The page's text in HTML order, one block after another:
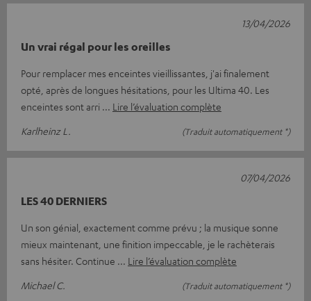
Un vrai régal pour les oreilles
Pour remplacer mes enceintes vieillissantes, j'ai finalement
opté, après de longues hésitations, pour les Ultima 40. Les
enceintes sont arri
Lire l’évaluation complète
Karlheinz L.
(Traduit automatiquement *)
13/04/2026
LES 40 DERNIERS
Un son génial, exactement comme prévu ; la musique sonne
mieux maintenant, une finition impeccable, je le rachèterais
sans hésiter. Continue
Lire l’évaluation complète
Michael C.
(Traduit automatiquement *)
07/04/2026